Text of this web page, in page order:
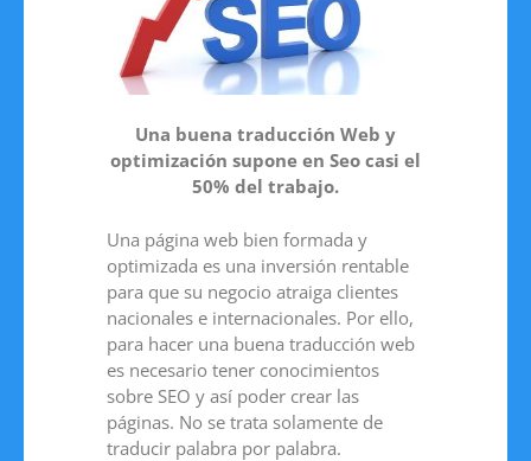
Una buena traducción Web y
optimización supone en Seo casi el
50% del trabajo.
Una página web bien formada y
optimizada es una inversión rentable
para que su negocio atraiga clientes
nacionales e internacionales. Por ello,
para hacer una buena traducción web
es necesario tener conocimientos
sobre SEO y así poder crear las
páginas. No se trata solamente de
traducir palabra por palabra.